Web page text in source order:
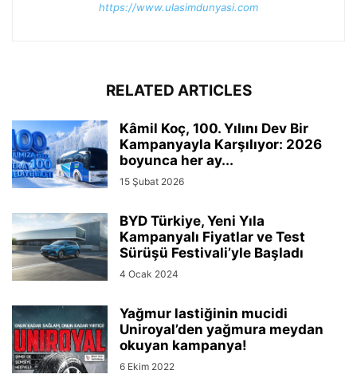
https://www.ulasimdunyasi.com
RELATED ARTICLES
Kâmil Koç, 100. Yılını Dev Bir
Kampanyayla Karşılıyor: 2026
boyunca her ay...
15 Şubat 2026
BYD Türkiye, Yeni Yıla
Kampanyalı Fiyatlar ve Test
Sürüşü Festivali’yle Başladı
4 Ocak 2024
Yağmur lastiğinin mucidi
Uniroyal’den yağmura meydan
okuyan kampanya!
6 Ekim 2022